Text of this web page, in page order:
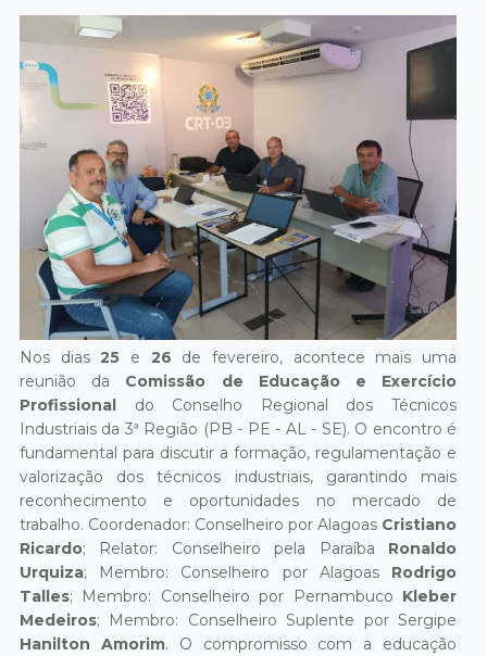
Nos dias25 e 26 de fevereiro, acontece mais uma
reunião da Comissão de Educação e Exercício
Profissional
do Conselho Regional dos Técnicos
Industriais da 3ª Região (PB - PE - AL - SE). O encontro é
fundamental para discutir a formação, regulamentação e
valorização dos técnicos industriais, garantindo mais
reconhecimento e oportunidades no mercado de
trabalho. Coordenador: Conselheiro por Alagoas Cristiano
Ricardo; Relator: Conselheiro pela Paraíba Ronaldo
Urquiza; Membro: Conselheiro por Alagoas Rodrigo
Talles; Membro: Conselheiro por Pernambuco Kleber
Medeiros; Membro: Conselheiro Suplente por Sergipe
Hanilton Amorim. O compromisso com a educação